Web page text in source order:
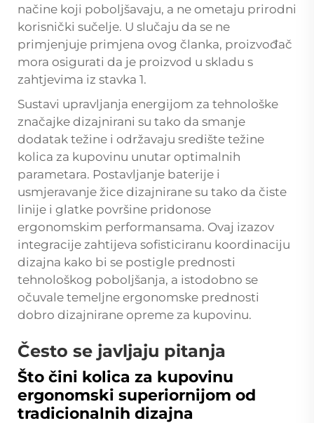
načine koji poboljšavaju, a ne ometaju prirodni
korisnički sučelje. U slučaju da se ne
primjenjuje primjena ovog članka, proizvođač
mora osigurati da je proizvod u skladu s
zahtjevima iz stavka 1.
Sustavi upravljanja energijom za tehnološke
značajke dizajnirani su tako da smanje
dodatak težine i održavaju središte težine
kolica za kupovinu unutar optimalnih
parametara. Postavljanje baterije i
usmjeravanje žice dizajnirane su tako da čiste
linije i glatke površine pridonose
ergonomskim performansama. Ovaj izazov
integracije zahtijeva sofisticiranu koordinaciju
dizajna kako bi se postigle prednosti
tehnološkog poboljšanja, a istodobno se
očuvale temeljne ergonomske prednosti
dobro dizajnirane opreme za kupovinu.
Često se javljaju pitanja
Što čini kolica za kupovinu
ergonomski superiornijom od
tradicionalnih dizajna